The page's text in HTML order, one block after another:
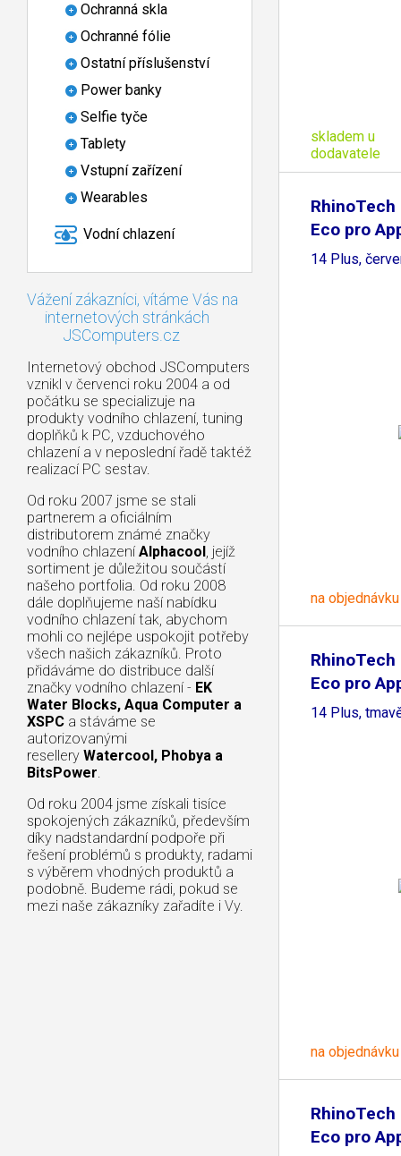
Ochranná skla
Ochranné fólie
Ostatní příslušenství
Power banky
Selfie tyče
Tablety
Vstupní zařízení
Wearables
Vodní chlazení
Vážení zákazníci, vítáme Vás na
internetových stránkách
JSComputers.cz
Internetový obchod JSComputers
vznikl v červenci roku 2004 a od
počátku se specializuje na
produkty vodního chlazení, tuning
doplňků k PC, vzduchového
chlazení a v neposlední řadě taktéž
realizací PC sestav.
Od roku 2007 jsme se stali
partnerem a oficiálním
distributorem známé značky
vodního chlazení Alphacool, jejíž
sortiment je důležitou součástí
našeho portfolia. Od roku 2008
dále doplňujeme naší nabídku
vodního chlazení tak, abychom
mohli co nejlépe uspokojit potřeby
všech našich zákazníků. Proto
přidáváme do distribuce další
značky vodního chlazení - EK
Water Blocks, Aqua Computer a
XSPC a stáváme se
autorizovanými
resellery Watercool, Phobya a
BitsPower.
Od roku 2004 jsme získali tisíce
spokojených zákazníků, především
díky nadstandardní podpoře při
řešení problémů s produkty, radami
s výběrem vhodných produktů a
podobně. Budeme rádi, pokud se
mezi naše zákazníky zařadíte i Vy.
skladem u
dodavatele
RhinoTech
Eco pro
14 Plus,
na objednávku
RhinoTech
Eco pro
14 Plus,
na objednávku
RhinoTech
Eco pro